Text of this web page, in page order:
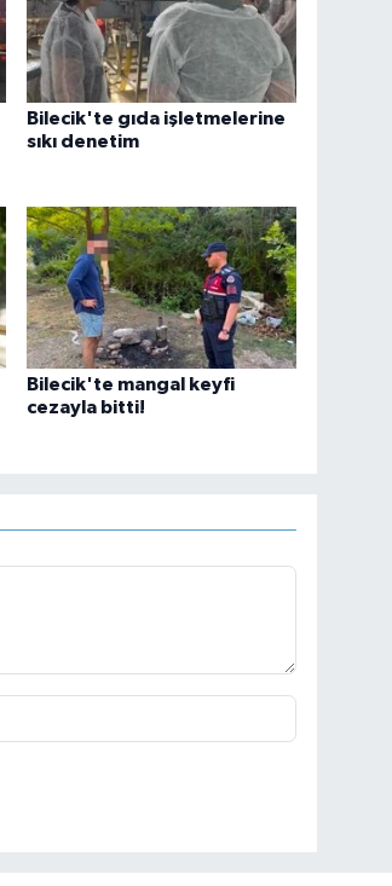
Bilecik'te gıda işletmelerine
sıkı denetim
Bilecik'te mangal keyfi
cezayla bitti!